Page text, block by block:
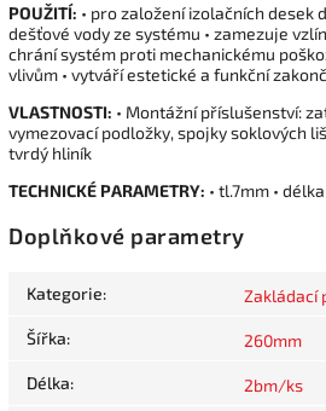
POUŽITÍ: • pro založení izolačních desek
dešťové vody ze systému • zamezuje
chrání systém proti mechanickému
vlivům • vytváří estetické a funkční
VLASTNOSTI: • Montážní příslušenství:
vymezovací podložky, spojky soklových
tvrdý hliník
TECHNICKÉ PARAMETRY: • tl.7mm •
Doplňkové parametry
Kategorie: Zakládací
Šířka: 260mm
Délka: 2bm/ks